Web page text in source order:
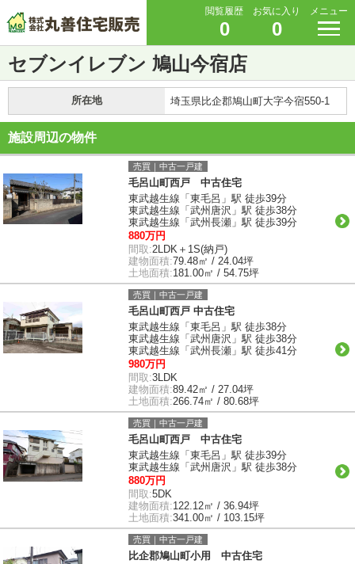
閲覧履歴
0
お気に入り
0
メニュー
セブンイレブン 鳩山今宿店
所在地 埼玉県比企郡鳩山町大字今宿550-1
施設周辺の物件
売買｜中古一戸建
毛呂山町西戸 中古住宅
東武越生線「東毛呂」駅 徒歩39分
東武越生線「武州唐沢」駅 徒歩38分
東武越生線「武州長瀬」駅 徒歩39分
880万円
間取:2LDK＋1S(納戸)
建物面積:79.48㎡ / 24.04坪
土地面積:181.00㎡ / 54.75坪
売買｜中古一戸建
毛呂山町西戸 中古住宅
東武越生線「東毛呂」駅 徒歩38分
東武越生線「武州唐沢」駅 徒歩38分
東武越生線「武州長瀬」駅 徒歩41分
980万円
間取:3LDK
建物面積:89.42㎡ / 27.04坪
土地面積:266.74㎡ / 80.68坪
売買｜中古一戸建
毛呂山町西戸 中古住宅
東武越生線「東毛呂」駅 徒歩39分
東武越生線「武州唐沢」駅 徒歩38分
880万円
間取:5DK
建物面積:122.12㎡ / 36.94坪
土地面積:341.00㎡ / 103.15坪
売買｜中古一戸建
比企郡鳩山町小用 中古住宅